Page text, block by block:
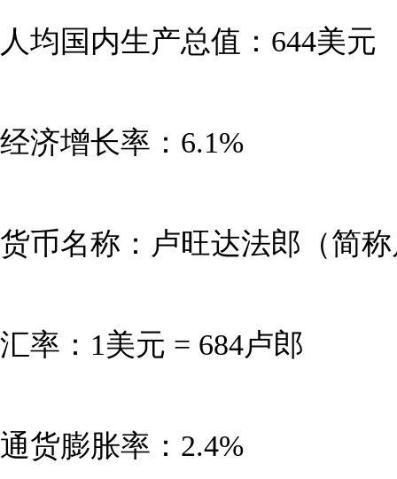
人均国内生产总值：644美元
经济增长率：6.1%
货币名称：卢旺达法郎（简
汇率：1美元 = 684卢郎
通货膨胀率：2.4%